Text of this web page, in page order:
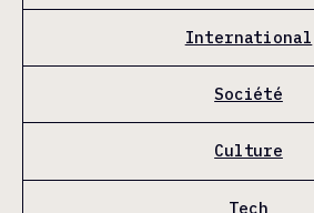
International
Société
Culture
Tech